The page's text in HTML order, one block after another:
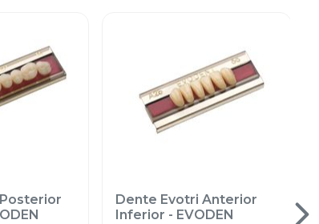
Dente Evotri Anterior
Inferior - EVODEN